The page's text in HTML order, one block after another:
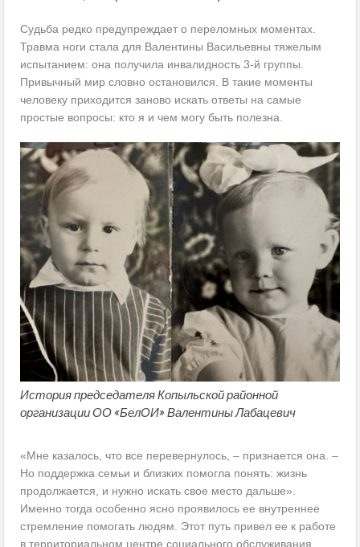
Судьба редко предупреждает о переломных моментах.
Травма ноги стала для Валентины Васильевны тяжелым
испытанием: она получила инвалидность 3-й группы.
Привычный мир словно остановился. В такие моменты
человеку приходится заново искать ответы на самые
простые вопросы: кто я и чем могу быть полезна.
История председателя Копыльской районной
организации ОО «БелОИ» Валентины Лабацевич
«Мне казалось, что все перевернулось, – признается она. –
Но поддержка семьи и близких помогла понять: жизнь
продолжается, и нужно искать свое место дальше».
Именно тогда особенно ясно проявилось ее внутреннее
стремление помогать людям. Этот путь привел ее к работе
в территориальном центре социального обслуживания